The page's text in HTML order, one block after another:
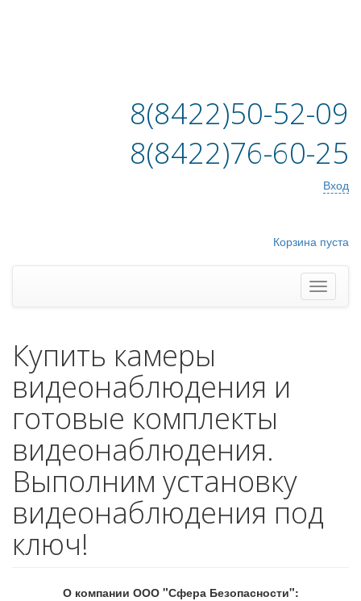
8(8422)50-52-09
8(8422)76-60-25
Вход
Корзина пуста
Купить камеры
видеонаблюдения и
готовые комплекты
видеонаблюдения.
Выполним установку
видеонаблюдения под
ключ!
О компании ООО "Сфера Безопасности":